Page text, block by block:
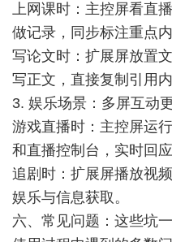
上网课时：主控屏看直
做记录，同步标注重点内
写论文时：扩展屏放置
写正文，直接复制引用
3. 娱乐场景：多屏互动
游戏直播时：主控屏运
和直播控制台，实时回应
追剧时：扩展屏播放视
娱乐与信息获取。
六、常见问题：这些坑